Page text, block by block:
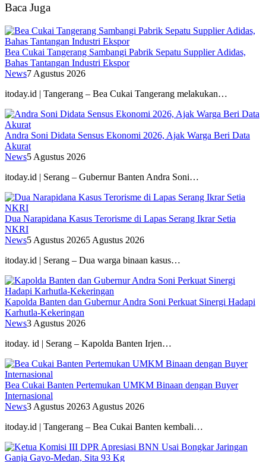
Baca Juga
Bea Cukai Tangerang Sambangi Pabrik Sepatu Supplier Adidas,
Bahas Tantangan Industri Ekspor
News7 Agustus 2026
itoday.id | Tangerang – Bea Cukai Tangerang melakukan…
Andra Soni Didata Sensus Ekonomi 2026, Ajak Warga Beri Data
Akurat
News5 Agustus 2026
itoday.id | Serang – Gubernur Banten Andra Soni…
Dua Narapidana Kasus Terorisme di Lapas Serang Ikrar Setia
NKRI
News5 Agustus 20265 Agustus 2026
itoday.id | Serang – Dua warga binaan kasus…
Kapolda Banten dan Gubernur Andra Soni Perkuat Sinergi Hadapi
Karhutla-Kekeringan
News3 Agustus 2026
itoday. id | Serang – Kapolda Banten Irjen…
Bea Cukai Banten Pertemukan UMKM Binaan dengan Buyer
Internasional
News3 Agustus 20263 Agustus 2026
itoday.id | Tangerang – Bea Cukai Banten kembali…